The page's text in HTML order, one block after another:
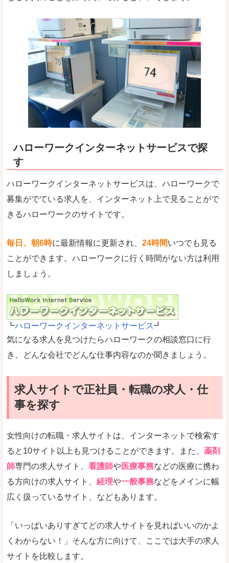
ハローワークインターネットサービスで探
す
ハローワークインターネットサービスは、ハローワークで
募集がでている求人を、インターネット上で見ることがで
きるハローワークのサイトです。
毎日、朝6時に最新情報に更新され、 24時間いつでも見る
ことができます。ハローワークに行く時間がない方は利用
しましょう。
┗ハローワークインターネットサービス┛
気になる求人を見つけたらハローワークの相談窓口に行
き、どんな会社でどんな仕事内容なのか聞きましょう。
求人サイトで正社員・転職の求人・仕
事を探す
女性向けの転職・求人サイトは、インターネットで検索す
ると10サイト以上も見つけることができます。また、 薬剤
師専門の求人サイト、 看護師や医療事務などの医療に携わ
る方向けの求人サイト、 経理や一般事務などをメインに幅
広く扱っているサイト、などもあります。
「いっぱいありすぎてどの求人サイトを見ればいいのかよ
くわからない！」そんな方に向けて、ここでは大手の求人
サイトを比較します。